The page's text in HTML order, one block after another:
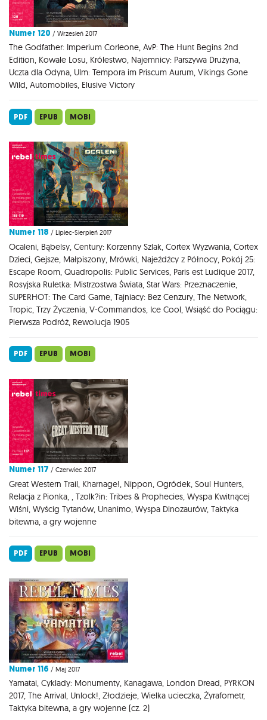
Numer 120 / Wrzesień 2017
The Godfather: Imperium Corleone, AvP: The Hunt Begins 2nd
Edition, Kowale Losu, Królestwo, Najemnicy: Parszywa Drużyna,
Uczta dla Odyna, Ulm: Tempora im Priscum Aurum, Vikings Gone
Wild, Automobiles, Elusive Victory
PDF EPUB MOBI
Numer 118 / Lipiec-Sierpień 2017
Ocaleni, Bąbelsy, Century: Korzenny Szlak, Cortex Wyzwania, Cortex
Dzieci, Gejsze, Małpiszony, Mrówki, Najeźdźcy z Północy, Pokój 25:
Escape Room, Quadropolis: Public Services, Paris est Ludique 2017,
Rosyjska Ruletka: Mistrzostwa Świata, Star Wars: Przeznaczenie,
SUPERHOT: The Card Game, Tajniacy: Bez Cenzury, The Network,
Tropic, Trzy Życzenia, V-Commandos, Ice Cool, Wsiąść do Pociągu:
Pierwsza Podróż, Rewolucja 1905
PDF EPUB MOBI
Numer 117 / Czerwiec 2017
Great Western Trail, Kharnage!, Nippon, Ogródek, Soul Hunters,
Relacja z Pionka, , Tzolk?in: Tribes & Prophecies, Wyspa Kwitnącej
Wiśni, Wyścig Tytanów, Unanimo, Wyspa Dinozaurów, Taktyka
bitewna, a gry wojenne
PDF EPUB MOBI
Numer 116 / Maj 2017
Yamatai, Cyklady: Monumenty, Kanagawa, London Dread, PYRKON
2017, The Arrival, Unlock!, Złodzieje, Wielka ucieczka, Żyrafometr,
Taktyka bitewna, a gry wojenne (cz. 2)